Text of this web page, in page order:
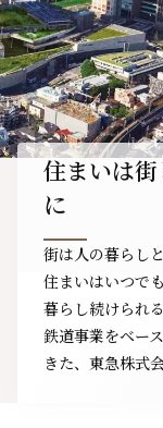
住まいは
に
街は人の暮らし
住まいはいつで
暮らし続けられ
鉄道事業をベー
きた、東急株式